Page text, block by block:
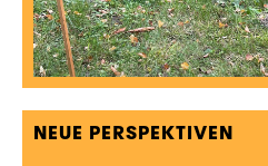
NEUE PERSPEKTIVEN